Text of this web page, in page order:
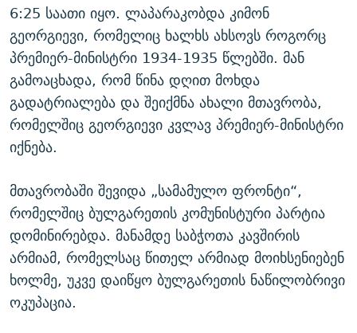
6:25 საათი იყო. ლაპარაკობდა კიმონ
გეორგიევი, რომელიც ხალხს ახსოვს როგორც
პრემიერ-მინისტრი 1934-1935 წლებში. მან
გამოაცხადა, რომ წინა დღით მოხდა
გადატრიალება და შეიქმნა ახალი მთავრობა,
რომელშიც გეორგიევი კვლავ პრემიერ-მინისტრი
იქნება.
მთავრობაში შევიდა „სამამულო ფრონტი“,
რომელშიც ბულგარეთის კომუნისტური პარტია
დომინირებდა. მანამდე საბჭოთა კავშირის
არმიამ, რომელსაც წითელ არმიად მოიხსენიებენ
ხოლმე, უკვე დაიწყო ბულგარეთის ნაწილობრივი
ოკუპაცია.